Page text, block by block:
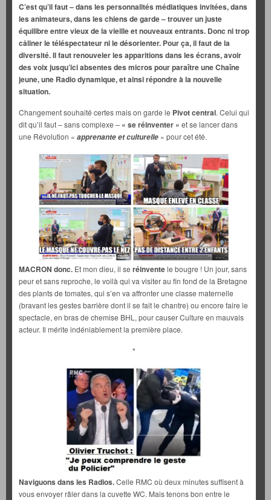
C’est qu’il faut – dans les personnalités médiatiques invitées, dans
les animateurs, dans les chiens de garde – trouver un juste
équilibre entre vieux de la vieille et nouveaux entrants. Donc ni trop
câliner le téléspectateur ni le désorienter. Pour ça, il faut de la
diversité. Il faut renouveler les apparitions dans les écrans, avoir
des voix jusqu’ici absentes des micros pour paraître une Chaîne
jeune, une Radio dynamique, et ainsi répondre à la nouvelle
situation.
Changement souhaité certes mais on garde le Pivot central. Celui qui
dit qu’il faut – sans complexe – « se réinventer » et se lancer dans
une Révolution « apprenante et culturelle » pour cet été.
MACRON donc. Et mon dieu, il se réinventele bougre ! Un jour, sans
peur et sans reproche, le voilà qui va visiter au fin fond de la Bretagne
des plants de tomates, qui s’en va affronter une classe maternelle
(bravant les gestes barrière dont il se fait le chantre) ou encore faire le
spectacle, en bras de chemise BHL, pour causer Culture en mauvais
acteur. Il mérite indéniablement la première place.
*
Naviguons dans les Radios.Celle RMC où deux minutes suffisent à
vous envoyer râler dans la cuvette WC. Mais tenons bon entre le